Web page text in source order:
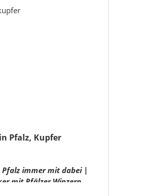
Pfalz, Kupfer
Pfalz immer mit dabei |
mit Pfälzer Winzern